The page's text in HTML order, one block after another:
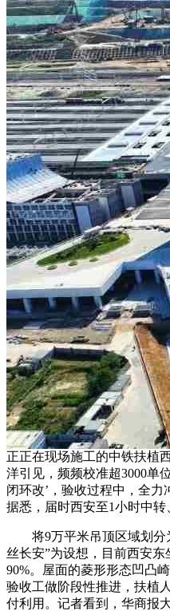
正正在现场施工的中铁扶植
洋引见，频频校准超3000单
闭环改’，验收过程中，全力
据悉，届时西安至1小时中转
将9万平米吊顶区域划分
丝长安”为设想，目前西安
90%。屋面的菱形形态凹凸
验收工做阶段性推进，扶植
付利用。记者看到，华商报